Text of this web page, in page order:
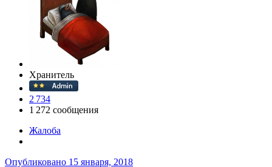
Хранитель
2 734
1 272 сообщения
Жалоба
Опубликовано 15 января, 2018